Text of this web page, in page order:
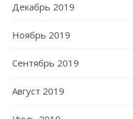
Декабрь 2019
Ноябрь 2019
Сентябрь 2019
Август 2019